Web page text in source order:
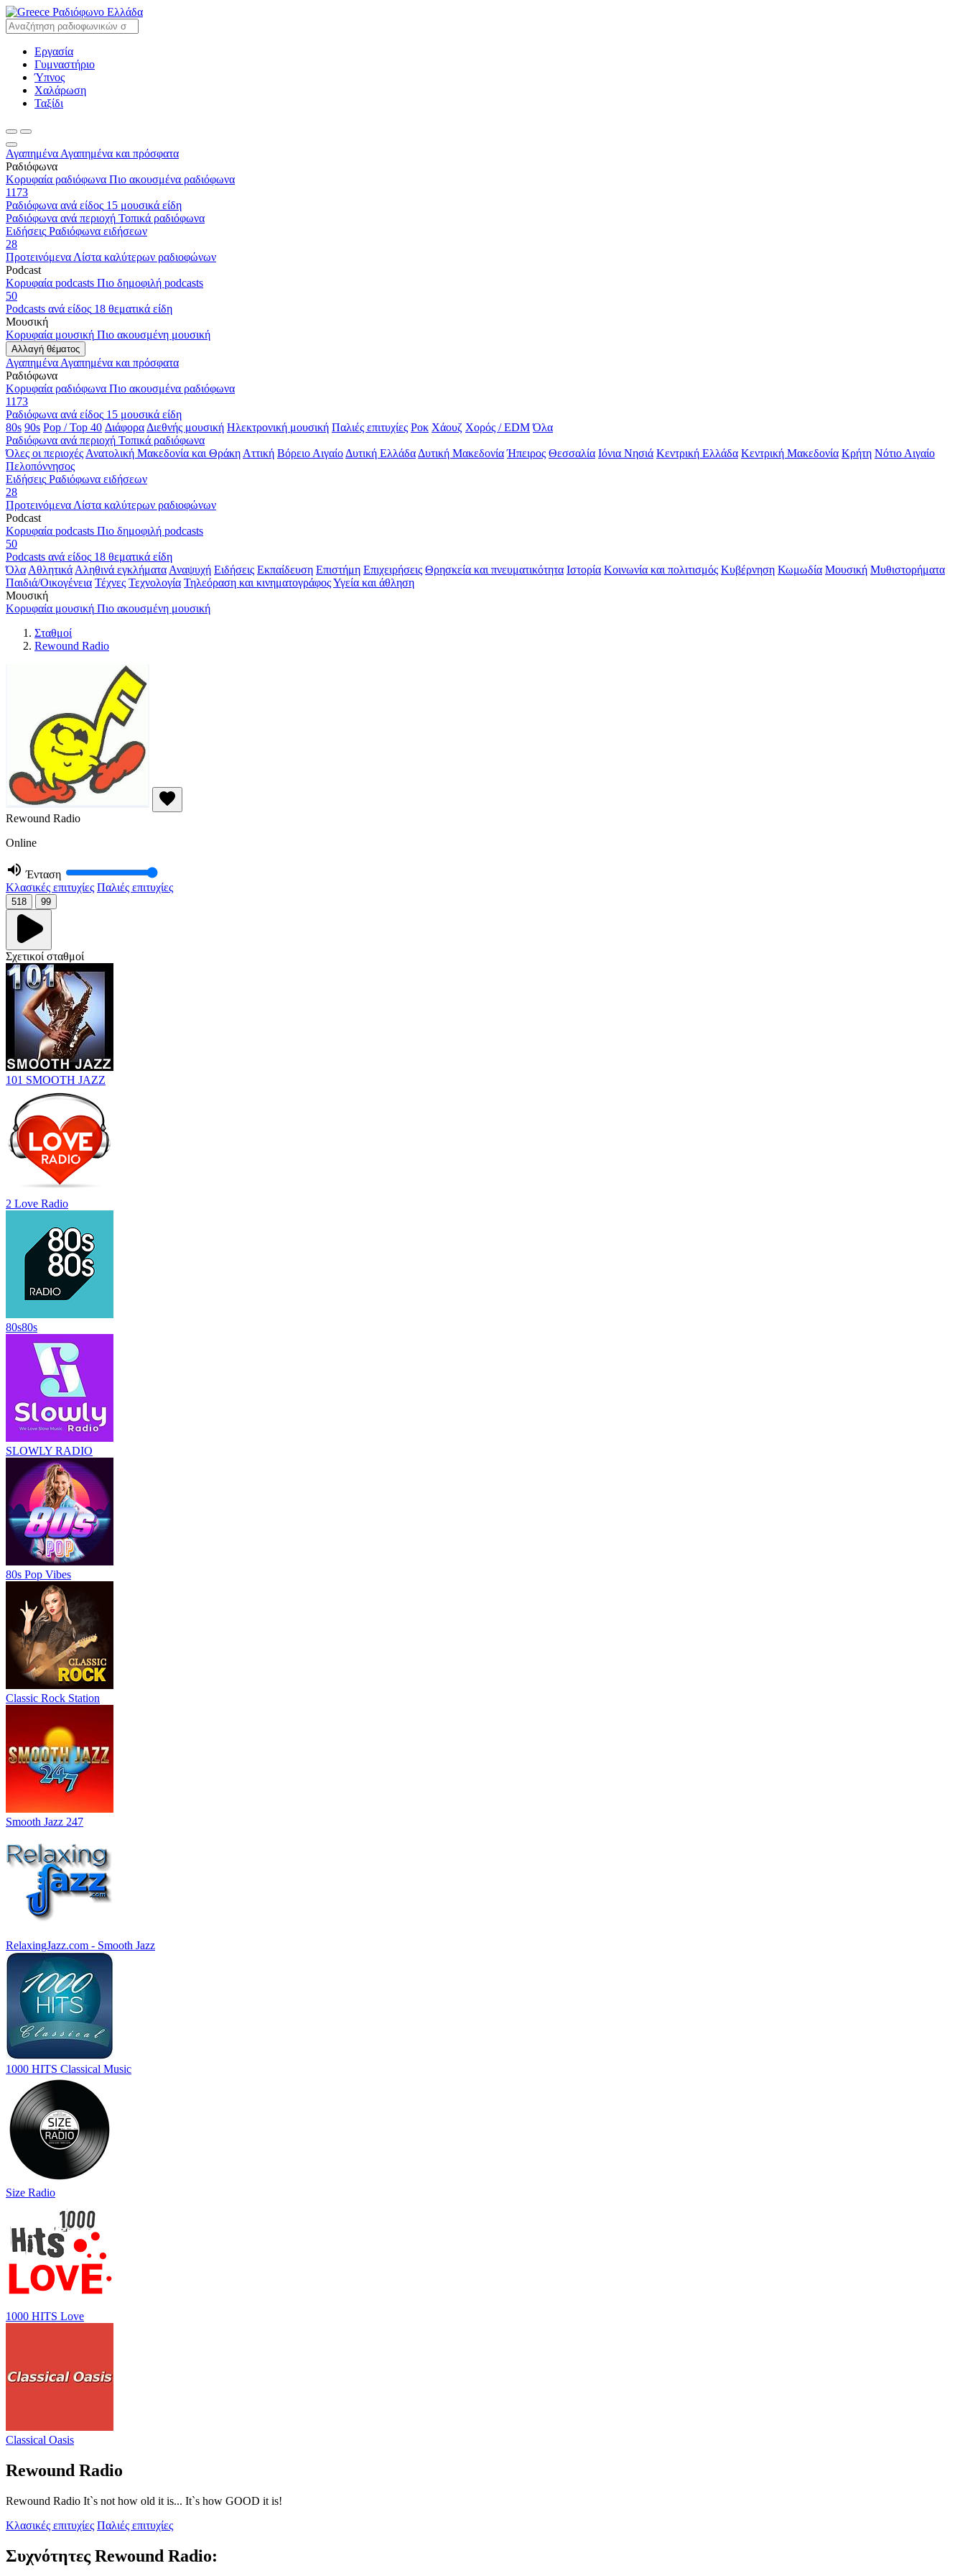
Ραδιόφωνο Ελλάδα
Εργασία
Γυμναστήριο
Ύπνος
Χαλάρωση
Ταξίδι
Αγαπημένα Αγαπημένα και πρόσφατα
Ραδιόφωνα
Κορυφαία ραδιόφωνα Πιο ακουσμένα ραδιόφωνα
1173
Ραδιόφωνα ανά είδος 15 μουσικά είδη
Ραδιόφωνα ανά περιοχή Τοπικά ραδιόφωνα
Ειδήσεις Ραδιόφωνα ειδήσεων
28
Προτεινόμενα Λίστα καλύτερων ραδιοφώνων
Podcast
Κορυφαία podcasts Πιο δημοφιλή podcasts
50
Podcasts ανά είδος 18 θεματικά είδη
Μουσική
Κορυφαία μουσική Πιο ακουσμένη μουσική
Αλλαγή θέματος
Αγαπημένα Αγαπημένα και πρόσφατα
Ραδιόφωνα
Κορυφαία ραδιόφωνα Πιο ακουσμένα ραδιόφωνα
1173
Ραδιόφωνα ανά είδος 15 μουσικά είδη
80s 90s Pop / Top 40 Διάφορα Διεθνής μουσική Ηλεκτρονική μουσική Παλιές επιτυχίες Ροκ Χάουζ Χορός / EDM Όλα
Ραδιόφωνα ανά περιοχή Τοπικά ραδιόφωνα
Όλες οι περιοχές Ανατολική Μακεδονία και Θράκη Αττική Βόρειο Αιγαίο Δυτική Ελλάδα Δυτική Μακεδονία Ήπειρος Θεσσαλία Ιόνια Νησιά Κεντρική Ελλάδα Κεντρική Μακεδονία Κρήτη Νότιο Αιγαίο
Πελοπόννησος
Ειδήσεις Ραδιόφωνα ειδήσεων
28
Προτεινόμενα Λίστα καλύτερων ραδιοφώνων
Podcast
Κορυφαία podcasts Πιο δημοφιλή podcasts
50
Podcasts ανά είδος 18 θεματικά είδη
Όλα Αθλητικά Αληθινά εγκλήματα Αναψυχή Ειδήσεις Εκπαίδευση Επιστήμη Επιχειρήσεις Θρησκεία και πνευματικότητα Ιστορία Κοινωνία και πολιτισμός Κυβέρνηση Κωμωδία Μουσική Μυθιστορήματα
Παιδιά/Οικογένεια Τέχνες Τεχνολογία Τηλεόραση και κινηματογράφοςΥγεία και άθληση
Μουσική
Κορυφαία μουσική Πιο ακουσμένη μουσική
Σταθμοί
Rewound Radio
Rewound Radio
Online
Ένταση
Κλασικές επιτυχίες Παλιές επιτυχίες
518 99
Σχετικοί σταθμοί
101 SMOOTH JAZZ
2 Love Radio
80s80s
SLOWLY RADIO
80s Pop Vibes
Classic Rock Station
Smooth Jazz 247
RelaxingJazz.com - Smooth Jazz
1000 HITS Classical Music
Size Radio
1000 HITS Love
Classical Oasis
Rewound Radio
Rewound Radio It`s not how old it is... It`s how GOOD it is!
Κλασικές επιτυχίες Παλιές επιτυχίες
Συχνότητες Rewound Radio: